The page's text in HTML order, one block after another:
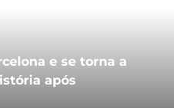
e se torna a
após